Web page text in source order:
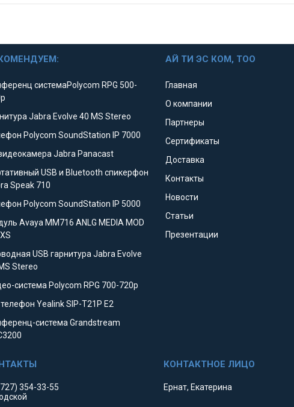
системаPolycom RPG 500-
Jabra Evolve 40 MS Stereo
Polycom SoundStation IP 7000
Jabra Panacast
USB и Bluetooth спикерфон
Speak 710
Polycom SoundStation IP 5000
Avaya MM716 ANLG MEDIA MOD
USB гарнитура Jabra Evolve
Stereo
система Polycom RPG 700-720p
телефон Yealink SIP-T21P E2
система Grandstream
АЙ ТИ ЭС КОМ, ТОО
Главная
О компании
Партнеры
Сертификаты
Доставка
Контакты
Новости
Статьи
Презентации
354-33-55
Ернат, Екатерина